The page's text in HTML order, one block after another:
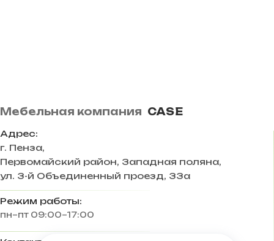
Мебельная компания CASE
Адрес:
г. Пенза,
Первомайский район, Западная поляна,
ул. 3-й Объединенный проезд, 33а
Режим работы:
пн–пт 09:00–17:00